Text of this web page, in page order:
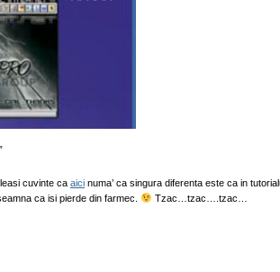
cuvinte ca aici numa’ ca singura diferenta este ca in
ca isi pierde din farmec.
Tzac…tzac….tzac…